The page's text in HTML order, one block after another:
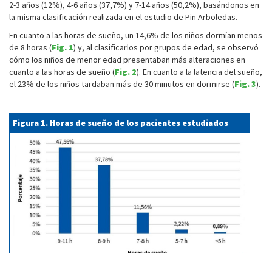
2-3 años (12%), 4-6 años (37,7%) y 7-14 años (50,2%), basándonos en
la misma clasificación realizada en el estudio de Pin Arboledas.
En cuanto a las horas de sueño, un 14,6% de los niños dormían menos
de 8 horas (Fig. 1) y, al clasificarlos por grupos de edad, se observó
cómo los niños de menor edad presentaban más alteraciones en
cuanto a las horas de sueño (Fig. 2). En cuanto a la latencia del sueño,
el 23% de los niños tardaban más de 30 minutos en dormirse (Fig. 3).
Figura 1. Horas de sueño de los pacientes estudiados